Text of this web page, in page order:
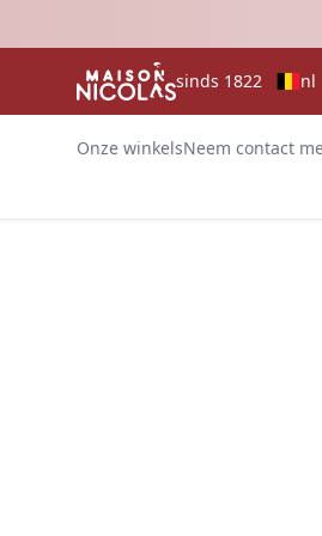
sinds 1822 nl
Onze winkelsNeem contact